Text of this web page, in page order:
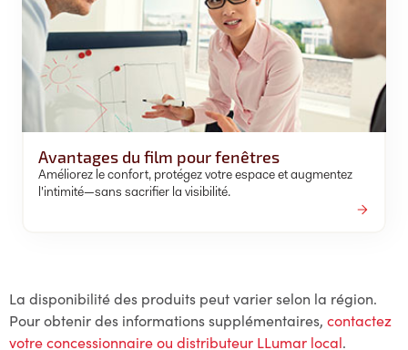
Avantages du film pour fenêtres
Améliorez le confort, protégez votre espace et augmentez
l'intimité—sans sacrifier la visibilité.
La disponibilité des produits peut varier selon la région.
Pour obtenir des informations supplémentaires, contactez
votre concessionnaire ou distributeur LLumar local.